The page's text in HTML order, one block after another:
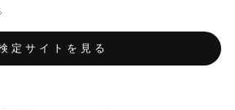
定サイトを見る